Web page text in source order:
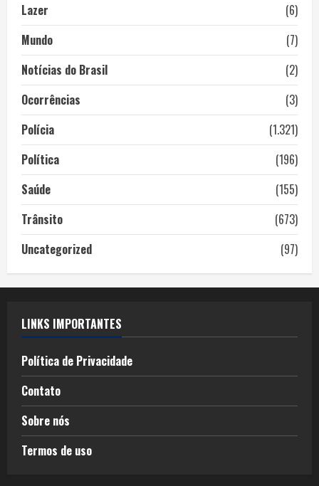
Lazer
(6)
Mundo
(7)
Notícias do Brasil
(2)
Ocorrências
(3)
Polícia
(1.321)
Política
(196)
Saúde
(155)
Trânsito
(673)
Uncategorized
(97)
LINKS IMPORTANTES
Política de Privacidade
Contato
Sobre nós
Termos de uso